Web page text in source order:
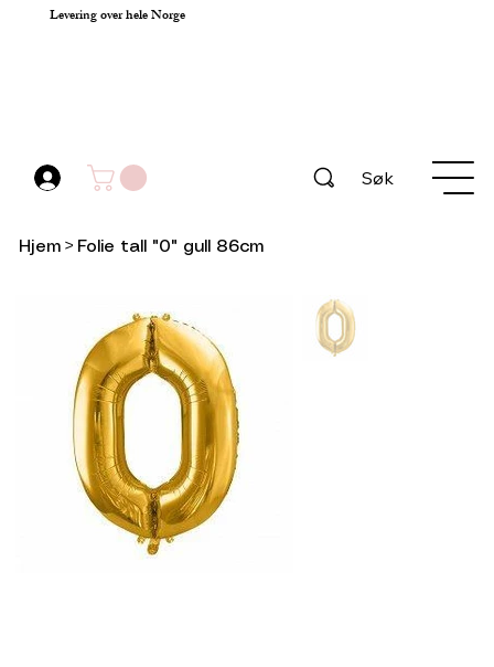
Levering over hele Norge
Søk
Hjem > Folie tall "0" gull 86cm